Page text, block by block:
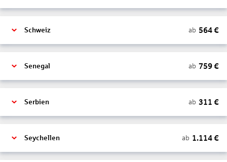
Schweiz ab 564€
Senegal ab 759€
Serbien ab 311 €
Seychellen ab 1.114€